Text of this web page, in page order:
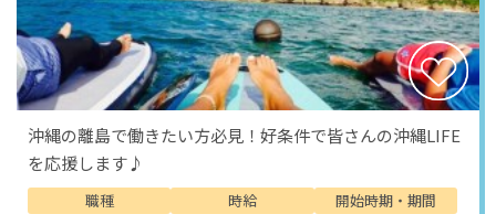
沖縄の離島で働きたい方必見！好条件で皆さんの沖縄LIFE
を応援します♪
職種
時給
開始時期・期間